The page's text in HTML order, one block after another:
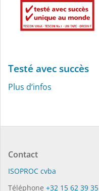
Testé avec succès
Plus d‘infos
Contact
ISO­PROC cvba
Téléphone +32 15 62 39 35